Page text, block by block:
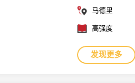
马德里
高强度
发现更多